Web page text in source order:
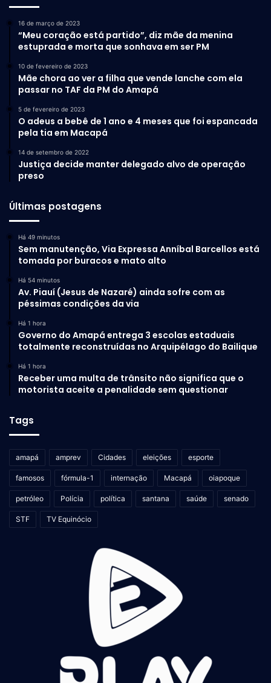
16 de março de 2023
“Meu coração está partido”, diz mãe da menina
estuprada e morta que sonhava em ser PM
10 de fevereiro de 2023
Mãe chora ao ver a filha que vende lanche com ela
passar no TAF da PM do Amapá
5 de fevereiro de 2023
O adeus a bebê de 1 ano e 4 meses que foi espancada
pela tia em Macapá
14 de setembro de 2022
Justiça decide manter delegado alvo de operação
preso
Últimas postagens
Há 49 minutos
Sem manutenção, Via Expressa Anníbal Barcellos está
tomada por buracos e mato alto
Há 54 minutos
Av. Piauí (Jesus de Nazaré) ainda sofre com as
péssimas condições da via
Há 1 hora
Governo do Amapá entrega 3 escolas estaduais
totalmente reconstruídas no Arquipélago do Bailique
Há 1 hora
Receber uma multa de trânsito não significa que o
motorista aceite a penalidade sem questionar
Tags
amapá amprev Cidades eleições esporte
famosos fórmula-1 internação Macapá oiapoque
petróleo Polícia política santana saúde senado
STF TV Equinócio